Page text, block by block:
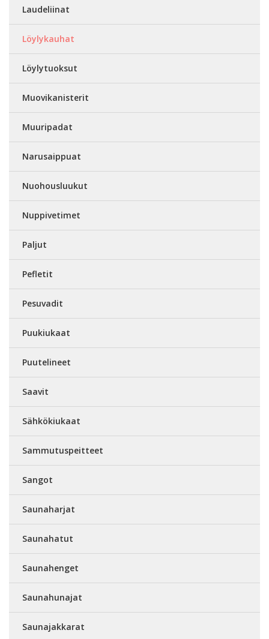
Laudeliinat
Löylykauhat
Löylytuoksut
Muovikanisterit
Muuripadat
Narusaippuat
Nuohousluukut
Nuppivetimet
Paljut
Pefletit
Pesuvadit
Puukiukaat
Puutelineet
Saavit
Sähkökiukaat
Sammutuspeitteet
Sangot
Saunaharjat
Saunahatut
Saunahenget
Saunahunajat
Saunajakkarat